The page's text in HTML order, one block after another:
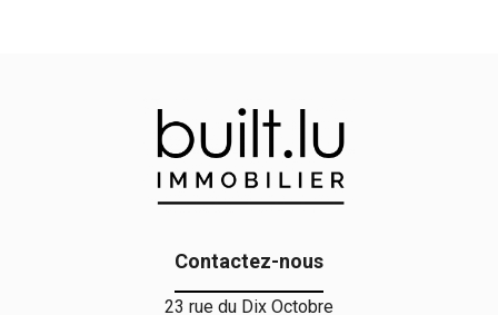
Contactez-nous
23 rue du Dix Octobre